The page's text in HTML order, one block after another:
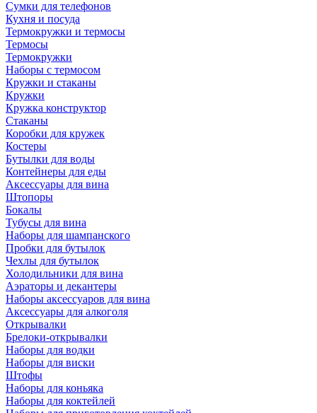
Сумки для телефонов
Кухня и посуда
Термокружки и термосы
Термосы
Термокружки
Наборы с термосом
Кружки и стаканы
Кружки
Кружка конструктор
Стаканы
Коробки для кружек
Костеры
Бутылки для воды
Контейнеры для еды
Аксессуары для вина
Штопоры
Бокалы
Тубусы для вина
Наборы для шампанского
Пробки для бутылок
Чехлы для бутылок
Холодильники для вина
Аэраторы и декантеры
Наборы аксессуаров для вина
Аксессуары для алкоголя
Открывалки
Брелоки-открывалки
Наборы для водки
Наборы для виски
Штофы
Наборы для коньяка
Наборы для коктейлей